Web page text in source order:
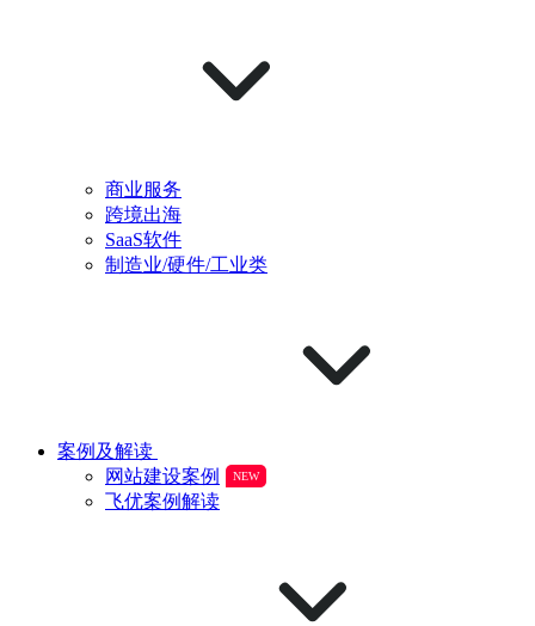
商业服务
跨境出海
SaaS软件
制造业/硬件/工业类
案例及解读
网站建设案例
NEW
飞优案例解读